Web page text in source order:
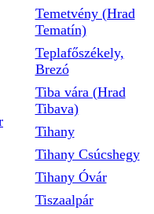
Temetvény (Hrad
Tematín)
Teplafőszékely,
Brezó
Tiba vára (Hrad
Tibava)
Tihany
Tihany Csúcshegy
Tihany Óvár
Tiszaalpár